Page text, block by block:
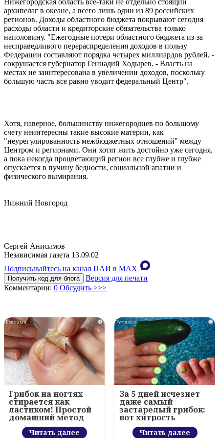
Нижегородская область все-таки не отдельно стоящий
архипелаг в океане, а всего лишь один из 89 российских
регионов. Доходы областного бюджета покрывают сегодня
расходы области и кредиторские обязательства только
наполовину. "Ежегодные потери областного бюджета из-за
несправедливого перераспределения доходов в пользу
Федерации составляют порядка четырех миллиардов рублей, -
сокрушается губернатор Геннадий Ходырев. - Власть на
местах не заинтересована в увеличении доходов, поскольку
большую часть все равно уводит федеральный Центр".
Хотя, наверное, большинству нижегородцев по большому
счету неинтересны такие высокие материи, как
"неурегулированность межбюджетных отношений" между
Центром и регионами. Они хотят жить достойно уже сегодня,
а пока некогда процветающий регион все глубже и глубже
опускается в пучину бедности, социальной апатии и
физического вымирания.
Нижний Новгород
Сергей Анисимов
Независимая газета 13.09.02
Подписывайтесь на канал ПАИ в MAХ
Получить код для блога
Версия для печати
Комментарии: 0 Обсудить >>>
i
Грибок на ногтях
стирается как
ластиком! Простой
домашний метод
Читать далее
i
За 5 дней исчезнет
даже самый
застарелый грибок:
вот хитрость
Читать далее